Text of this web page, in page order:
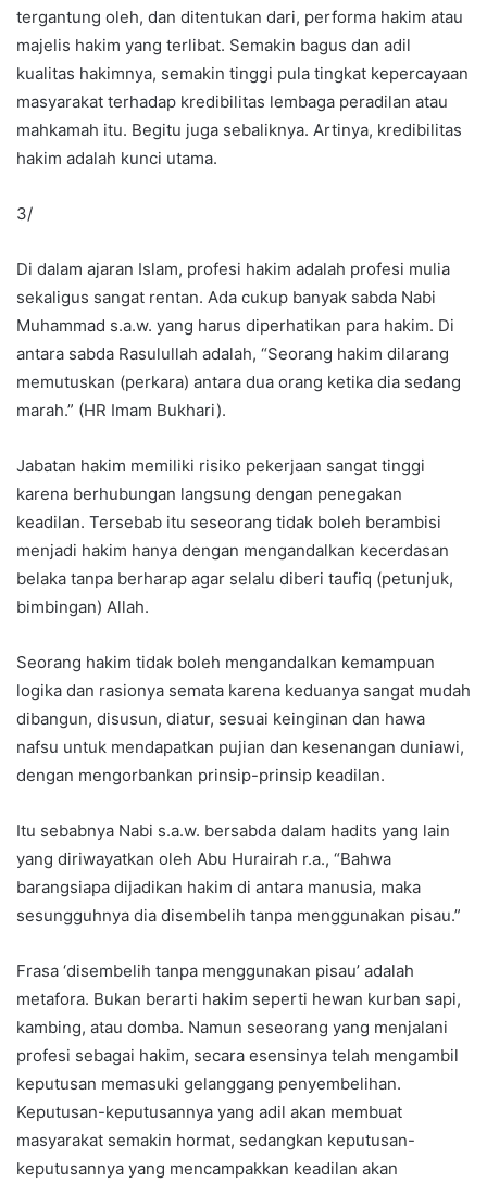
tergantung oleh, dan ditentukan dari, performa hakim atau
majelis hakim yang terlibat. Semakin bagus dan adil
kualitas hakimnya, semakin tinggi pula tingkat kepercayaan
masyarakat terhadap kredibilitas lembaga peradilan atau
mahkamah itu. Begitu juga sebaliknya. Artinya, kredibilitas
hakim adalah kunci utama.
3/
Di dalam ajaran Islam, profesi hakim adalah profesi mulia
sekaligus sangat rentan. Ada cukup banyak sabda Nabi
Muhammad s.a.w. yang harus diperhatikan para hakim. Di
antara sabda Rasulullah adalah, “Seorang hakim dilarang
memutuskan (perkara) antara dua orang ketika dia sedang
marah.” (HR Imam Bukhari).
Jabatan hakim memiliki risiko pekerjaan sangat tinggi
karena berhubungan langsung dengan penegakan
keadilan. Tersebab itu seseorang tidak boleh berambisi
menjadi hakim hanya dengan mengandalkan kecerdasan
belaka tanpa berharap agar selalu diberi taufiq (petunjuk,
bimbingan) Allah.
Seorang hakim tidak boleh mengandalkan kemampuan
logika dan rasionya semata karena keduanya sangat mudah
dibangun, disusun, diatur, sesuai keinginan dan hawa
nafsu untuk mendapatkan pujian dan kesenangan duniawi,
dengan mengorbankan prinsip-prinsip keadilan.
Itu sebabnya Nabi s.a.w. bersabda dalam hadits yang lain
yang diriwayatkan oleh Abu Hurairah r.a., “Bahwa
barangsiapa dijadikan hakim di antara manusia, maka
sesungguhnya dia disembelih tanpa menggunakan pisau.”
Frasa ‘disembelih tanpa menggunakan pisau’ adalah
metafora. Bukan berarti hakim seperti hewan kurban sapi,
kambing, atau domba. Namun seseorang yang menjalani
profesi sebagai hakim, secara esensinya telah mengambil
keputusan memasuki gelanggang penyembelihan.
Keputusan-keputusannya yang adil akan membuat
masyarakat semakin hormat, sedangkan keputusan-
keputusannya yang mencampakkan keadilan akan